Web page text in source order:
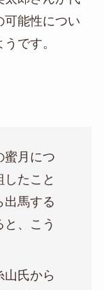
可能性につい
です。
蜜月につ
たこと
出馬する
、こう
山氏から